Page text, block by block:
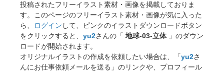
投稿されたフリーイラスト素材・画像を掲載しておりま
す。このページのフリーイラスト素材・画像が気に入った
ら、
ログイン して、ピンクのイラストダウンロードボタン
をクリックすると、 yu2さんの「 地球-03-立体」のダウン
ロードが開始されます。
オリジナルイラストの作成を依頼したい場合は、「yu2さ
んにお仕事依頼メールを送る」のリンクや、プロフィール